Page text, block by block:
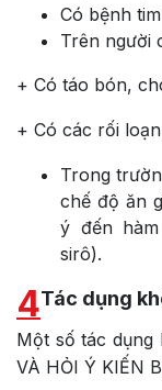
Có bệnh
Trên người
+ Có táo bón,
+ Có các rối
Trong
chế độ ăn
ý đến hàm
sirô).
4Tác dụng
Một số tác dụng
VÀ HỎI Ý KIẾN